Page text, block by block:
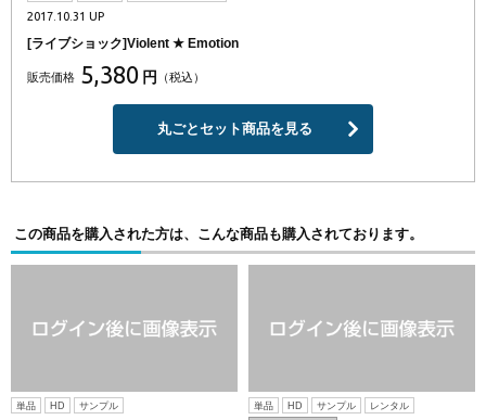
2017.10.31 UP
[ライブショック]Violent ★ Emotion
販売価格 5,380 円 （税込）
丸ごとセット商品を見る
この商品を購入された方は、こんな商品も購入されております。
単品 HD サンプル 単品 HD サンプル
レンタル